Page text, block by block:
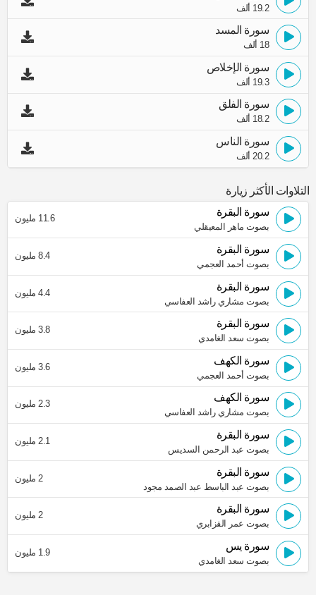
19.2 ألف
سورة المسد
18 ألف
سورة الإخلاص
19.3 ألف
سورة الفلق
18.2 ألف
سورة الناس
20.2 ألف
التلاوات الأكثر زيارة
سورة البقرة
بصوت ماهر المعيقلي
11.6 مليون
سورة البقرة
بصوت أحمد العجمي
8.4 مليون
سورة البقرة
بصوت مشاري راشد العفاسي
4.4 مليون
سورة البقرة
بصوت سعد الغامدي
3.8 مليون
سورة الكهف
بصوت أحمد العجمي
3.6 مليون
سورة الكهف
بصوت مشاري راشد العفاسي
2.3 مليون
سورة البقرة
بصوت عبد الرحمن السديس
2.1 مليون
سورة البقرة
بصوت عبد الباسط عبد الصمد مجود
2 مليون
سورة البقرة
بصوت عمر القزابري
2 مليون
سورة يس
بصوت سعد الغامدي
1.9 مليون